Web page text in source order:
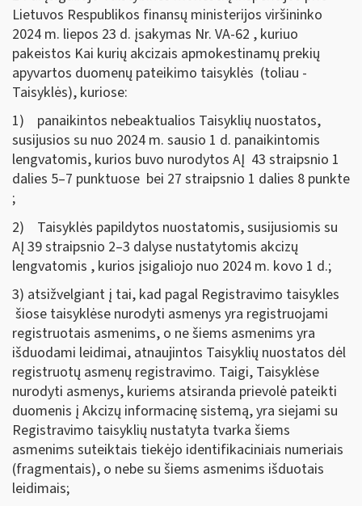
Lietuvos Respublikos finansų ministerijos viršininko
2024 m. liepos 23 d. įsakymas Nr. VA-62 , kuriuo
pakeistos Kai kurių akcizais apmokestinamų prekių
apyvartos duomenų pateikimo taisyklės (toliau -
Taisyklės), kuriose:
1) panaikintos nebeaktualios Taisyklių nuostatos,
susijusios su nuo 2024 m. sausio 1 d. panaikintomis
lengvatomis, kurios buvo nurodytos AĮ 43 straipsnio 1
dalies 5–7 punktuose bei 27 straipsnio 1 dalies 8 punkte
;
2) Taisyklės papildytos nuostatomis, susijusiomis su
AĮ 39 straipsnio 2–3 dalyse nustatytomis akcizų
lengvatomis , kurios įsigaliojo nuo 2024 m. kovo 1 d.;
3) atsižvelgiant į tai, kad pagal Registravimo taisykles
šiose taisyklėse nurodyti asmenys yra registruojami
registruotais asmenims, o ne šiems asmenims yra
išduodami leidimai, atnaujintos Taisyklių nuostatos dėl
registruotų asmenų registravimo. Taigi, Taisyklėse
nurodyti asmenys, kuriems atsiranda prievolė pateikti
duomenis į Akcizų informacinę sistemą, yra siejami su
Registravimo taisyklių nustatyta tvarka šiems
asmenims suteiktais tiekėjo identifikaciniais numeriais
(fragmentais), o nebe su šiems asmenims išduotais
leidimais;